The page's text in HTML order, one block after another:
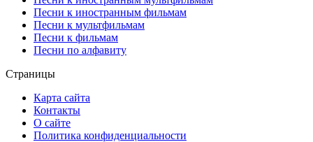
Песни к иностранным фильмам
Песни к мультфильмам
Песни к фильмам
Песни по алфавиту
Страницы
Карта сайта
Контакты
О сайте
Политика конфиденциальности